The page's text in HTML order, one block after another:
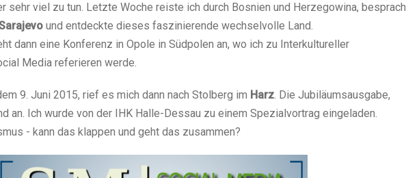
sehr viel zu tun. Letzte Woche reiste ich durch Bosnien und Herzegowina, besprach
und entdeckte dieses faszinierende wechselvolle Land.
dann eine Konferenz in Opole in Südpolen an, wo ich zu Interkultureller
Media referieren werde.
9. Juni 2015, rief es mich dann nach Stolberg im Harz. Die Jubiläumsausgabe,
an. Ich wurde von der IHK Halle-Dessau zu einem Spezialvortrag eingeladen.
- kann das klappen und geht das zusammen?